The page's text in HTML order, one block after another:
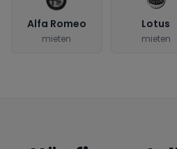
Alfa Romeo
mieten
Lotus
mieten